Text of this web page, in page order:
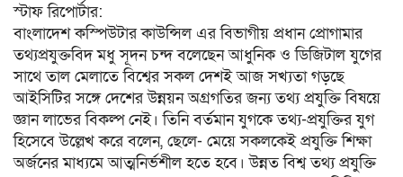
স্টাফ রিপোর্টার:
বাংলাদেশ কস্পিউটার কাউন্সিল এর বিভাগীয় প্রধান প্রোগামার
তথ্যপ্রযুক্তবিদ মধু সূদন চন্দ বলেছেন আধুনিক ও ডিজিটাল যুগের
সাথে তাল মেলাতে বিশ্বের সকল দেশই আজ সখ্যতা গড়ছে
আইসিটির সঙ্গে দেশের উন্নয়ন অগ্রগতির জন্য তথ্য প্রযুক্তি বিষয়ে
জ্ঞান লাভের বিকল্প নেই। তিনি বর্তমান যুগকে তথ্য-প্রযুক্তির যুগ
হিসেবে উল্লেখ করে বলেন, ছেলে- মেয়ে সকলকেই প্রযুক্তি শিক্ষা
অর্জনের মাধ্যমে আত্মনির্ভশীল হতে হবে। উন্নত বিশ্ব তথ্য প্রযুক্তি